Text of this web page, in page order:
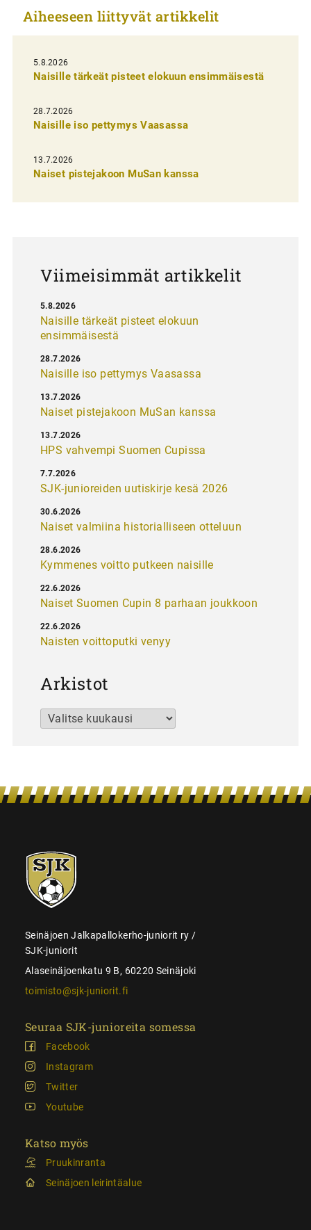
k
e
l
i
e
n
e
Aiheeseen liittyvät artikkelit
5.8.2026
Naisille tärkeät pisteet elokuun ensimmäisestä
28.7.2026
Naisille iso pettymys Vaasassa
13.7.2026
Naiset pistejakoon MuSan kanssa
Viimeisimmät artikkelit
Naisille tärkeät pisteet elokuun
ensimmäisestä
5.8.2026
Naisille iso pettymys Vaasassa
28.7.2026
Naiset pistejakoon MuSan kanssa
13.7.2026
HPS vahvempi Suomen Cupissa
13.7.2026
SJK-junioreiden uutiskirje kesä 2026
7.7.2026
Naiset valmiina historialliseen otteluun
30.6.2026
Kymmenes voitto putkeen naisille
28.6.2026
Naiset Suomen Cupin 8 parhaan joukkoon
22.6.2026
Naisten voittoputki venyy
22.6.2026
Arkistot
Arkistot
SJK-
juniorit
Seinäjoen Jalkapallokerho-juniorit ry /
SJK-juniorit
Alaseinäjoenkatu 9 B, 60220 Seinäjoki
toimisto@sjk-juniorit.fi
Seuraa SJK-junioreita somessa
Facebook
Instagram
Twitter
Youtube
Katso myös
Pruukinranta
Seinäjoen leirintäalue